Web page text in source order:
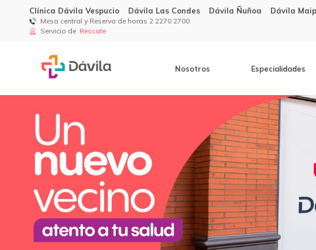
Clínica Dávila Vespucio Dávila Las Condes Dávila Ñuñoa Dávila
Mesa central y Reserva de horas 2 2270 2700
Servicio de Rescate
Nosotros Especialidades